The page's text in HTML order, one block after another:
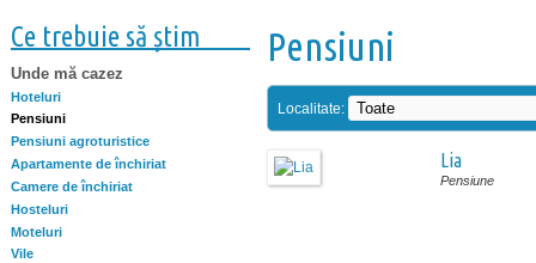
Ce trebuie să știm
Unde mă cazez
Hoteluri
Pensiuni
Pensiuni agroturistice
Apartamente de închiriat
Camere de închiriat
Hosteluri
Moteluri
Vile
Pensiuni
Localitate:
Lia
Pensiune